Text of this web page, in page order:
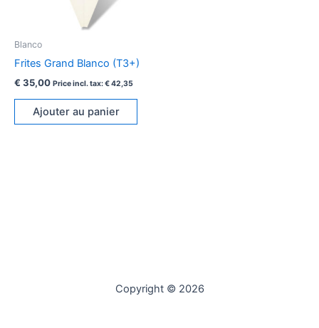
Blanco
Frites Grand Blanco (T3+)
€ 35,00 Price incl. tax:€42,35
Ajouter au panier
Copyright © 2026